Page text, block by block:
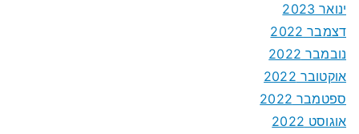
ינואר 2023
דצמבר 2022
נובמבר 2022
אוקטובר 2022
ספטמבר 2022
אוגוסט 2022